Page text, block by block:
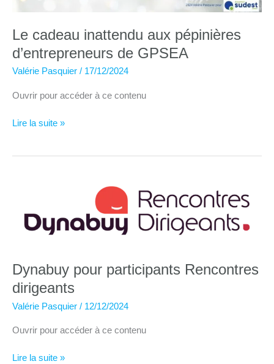
Le cadeau inattendu aux pépinières
d’entrepreneurs de GPSEA
Valérie Pasquier / 17/12/2024
Ouvrir pour accéder à ce contenu
Le
GPSEA
Lire la suite »
Dynabuy pour participants Rencontres
dirigeants
Valérie Pasquier / 12/12/2024
Ouvrir pour accéder à ce contenu
Dynabuy
Lire la suite »